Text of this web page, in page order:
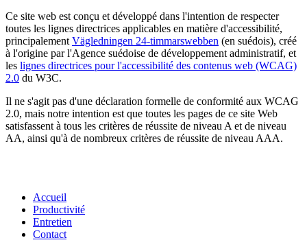
Ce site web est conçu et développé dans l'intention de respecter
toutes les lignes directrices applicables en matière d'accessibilité,
principalement Vägledningen 24-timmarswebben (en suédois), créé
à l'origine par l'Agence suédoise de développement administratif, et
les lignes directrices pour l'accessibilité des contenus web (WCAG)
2.0 du W3C.
Il ne s'agit pas d'une déclaration formelle de conformité aux WCAG
2.0, mais notre intention est que toutes les pages de ce site Web
satisfassent à tous les critères de réussite de niveau A et de niveau
AA, ainsi qu'à de nombreux critères de réussite de niveau AAA.
Accueil
Productivité
Entretien
Contact